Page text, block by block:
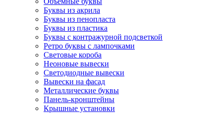
Буквы из акрила
Буквы из пенопласта
Буквы из пластика
Буквы с контражурной подсветкой
Ретро буквы с лампочками
Световые короба
Неоновые вывески
Светодиодные вывески
Вывески на фасад
Металлические буквы
Панель-кронштейны
Крышные установки